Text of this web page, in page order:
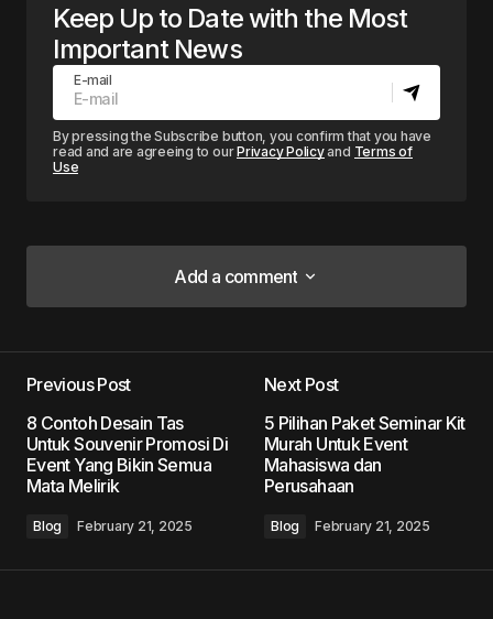
Keep Up to Date with the Most
Important News
E-mail
By pressing the Subscribe button, you confirm that you have
read and are agreeing to ourPrivacy Policyand Terms of
Use
Add a comment
Add a comment
Required fields are marked*
Comment
Previous Post
8 Contoh Desain Tas
Untuk Souvenir Promosi Di
Event Yang Bikin Semua
Mata Melirik
Blog February 21, 2025
Next Post
5 Pilihan Paket Seminar Kit
Murah Untuk Event
Mahasiswa dan
Perusahaan
Blog February 21, 2025